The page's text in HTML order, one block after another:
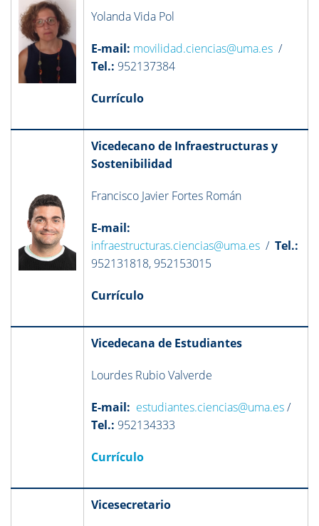
Yolanda Vida Pol
E-mail: movilidad.ciencias@uma.es /
Tel.: 952137384
Currículo
Vicedecano de Infraestructuras y
Sostenibilidad
Francisco Javier Fortes Román
E-mail:
infraestructuras.ciencias@uma.es / Tel.:
952131818, 952153015
Currículo
Vicedecana de Estudiantes
Lourdes Rubio Valverde
E-mail: estudiantes.ciencias@uma.es/
Tel.: 952134333
Currículo
Vicesecretario